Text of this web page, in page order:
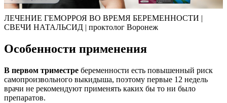
ЛЕЧЕНИЕ ГЕМОРРОЯ ВО ВРЕМЯ БЕРЕМЕННОСТИ |
СВЕЧИ НАТАЛЬСИД | проктолог Воронеж
Особенности применения
В первом триместре беременности есть повышенный риск
самопроизвольного выкидыша, поэтому первые 12 недель
врачи не рекомендуют применять каких бы то ни было
препаратов.